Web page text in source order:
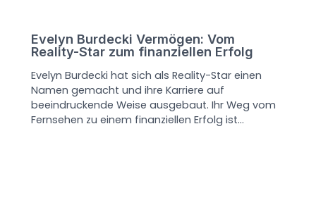
Evelyn Burdecki Vermögen: Vom
Reality-Star zum finanziellen Erfolg
Evelyn Burdecki hat sich als Reality-Star einen
Namen gemacht und ihre Karriere auf
beeindruckende Weise ausgebaut. Ihr Weg vom
Fernsehen zu einem finanziellen Erfolg ist…